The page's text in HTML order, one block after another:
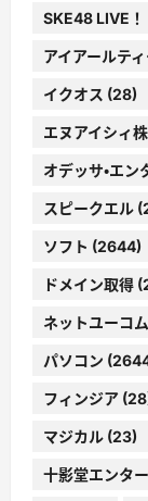
SKE48 LIVE
アイアールテ
イクオス (28)
エヌアイシィ
オデッサ・エ
スピークエル
ソフト (2644)
ドメイン取得
ネットユーコム
パソコン
フィンジア
マジカル (23)
十影堂エンタ